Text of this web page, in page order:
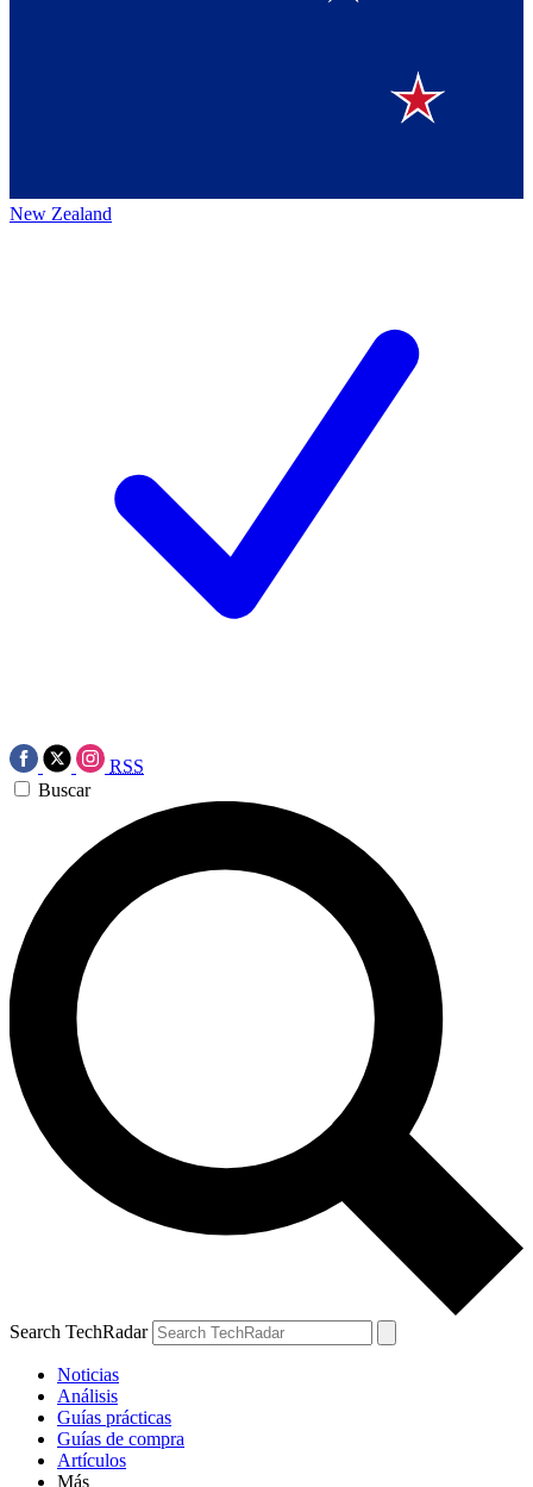
New Zealand
RSS
Buscar
Search TechRadar
Noticias
Análisis
Guías prácticas
Guías de compra
Artículos
Más